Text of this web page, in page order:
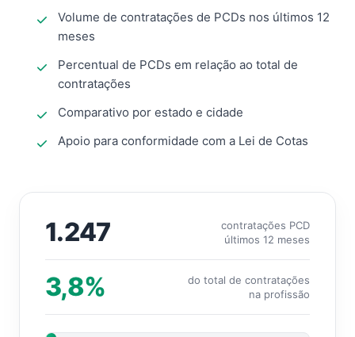
Volume de contratações de PCDs nos últimos 12
meses
Percentual de PCDs em relação ao total de
contratações
Comparativo por estado e cidade
Apoio para conformidade com a Lei de Cotas
1.247
contratações PCD
últimos 12 meses
3,8%
do total de contratações
na profissão